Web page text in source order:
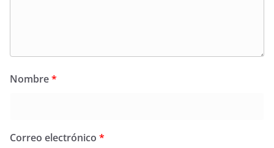
Nombre*
Correo electrónico *